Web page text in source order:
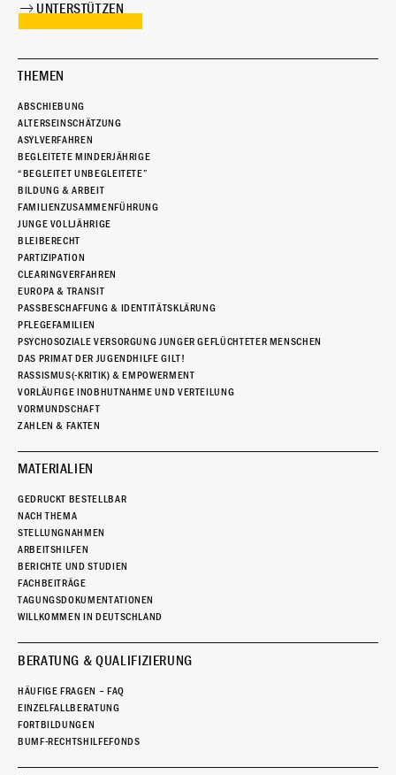
UNTERSTÜTZEN
THEMEN
ABSCHIEBUNG
ALTERSEINSCHÄTZUNG
ASYLVERFAHREN
BEGLEITETE MINDERJÄHRIGE
“BEGLEITET UNBEGLEITETE”
BILDUNG & ARBEIT
FAMILIENZUSAMMENFÜHRUNG
JUNGE VOLLJÄHRIGE
BLEIBERECHT
PARTIZIPATION
CLEARINGVERFAHREN
EUROPA & TRANSIT
PASSBESCHAFFUNG & IDENTITÄTSKLÄRUNG
PFLEGEFAMILIEN
PSYCHOSOZIALE VERSORGUNG JUNGER GEFLÜCHTETER MENSCHEN
DAS PRIMAT DER JUGENDHILFE GILT!
RASSISMUS(-KRITIK) & EMPOWERMENT
VORLÄUFIGE INOBHUTNAHME UND VERTEILUNG
VORMUNDSCHAFT
ZAHLEN & FAKTEN
MATERIALIEN
GEDRUCKT BESTELLBAR
NACH THEMA
STELLUNGNAHMEN
ARBEITSHILFEN
BERICHTE UND STUDIEN
FACHBEITRÄGE
TAGUNGSDOKUMENTATIONEN
WILLKOMMEN IN DEUTSCHLAND
BERATUNG & QUALIFIZIERUNG
HÄUFIGE FRAGEN – FAQ
EINZELFALLBERATUNG
FORTBILDUNGEN
BUMF-RECHTSHILFEFONDS